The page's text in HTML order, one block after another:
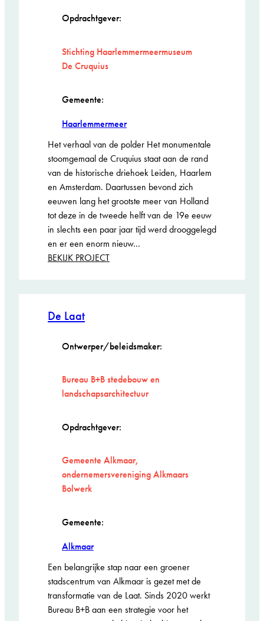
Opdrachtgever:
Stichting Haarlemmermeermuseum
De Cruquius
Gemeente:
Haarlemmermeer
Het verhaal van de polder Het monumentale
stoomgemaal de Cruquius staat aan de rand
van de historische driehoek Leiden, Haarlem
en Amsterdam. Daartussen bevond zich
eeuwen lang het grootste meer van Holland
tot deze in de tweede helft van de 19e eeuw
in slechts een paar jaar tijd werd drooggelegd
en er een enorm nieuw…
BEKIJK PROJECT:
ARIE KEPPLER
De Laat
Ontwerper/beleidsmaker:
Bureau B+B stedebouw en
landschapsarchitectuur
Opdrachtgever:
Gemeente Alkmaar,
ondernemersvereniging Alkmaars
Bolwerk
Gemeente:
Alkmaar
Een belangrijke stap naar een groener
stadscentrum van Alkmaar is gezet met de
transformatie van de Laat. Sinds 2020 werkt
Bureau B+B aan een strategie voor het